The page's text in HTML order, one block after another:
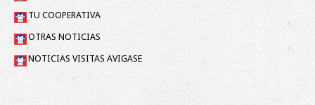
TU COOPERATIVA
OTRAS NOTICIAS
NOTICIAS VISITAS AVIGASE